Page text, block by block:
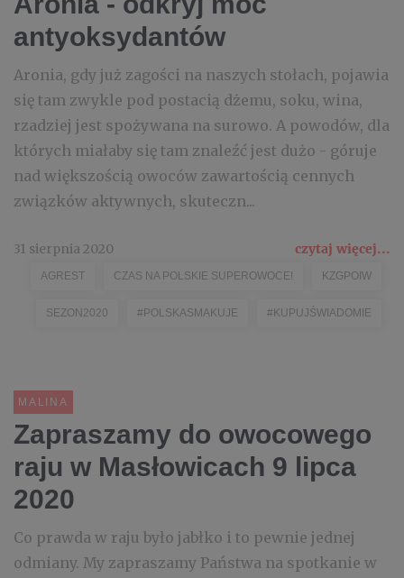
antyoksydantów
Aronia, gdy już zagości na naszych stołach, pojawia
się tam zwykle pod postacią dżemu, soku, wina,
rzadziej jest spożywana na surowo. A powodów, dla
których miałaby się tam znaleźć jest dużo - góruje
nad większością owoców zawartością cennych
związków aktywnych, skuteczn...
31 sierpnia 2020 czytaj więcej...
AGREST CZAS NA POLSKIE SUPEROWOCE! KZGPOIW
SEZON2020 #POLSKASMAKUJE #KUPUJŚWIADOMIE
MALINA
Zapraszamy do owocowego
raju w Masłowicach 9 lipca
2020
Co prawda w raju było jabłko i to pewnie jednej
odmiany. My zapraszamy Państwa na spotkanie w